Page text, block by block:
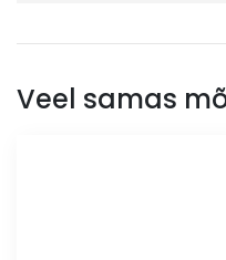
Veel samas